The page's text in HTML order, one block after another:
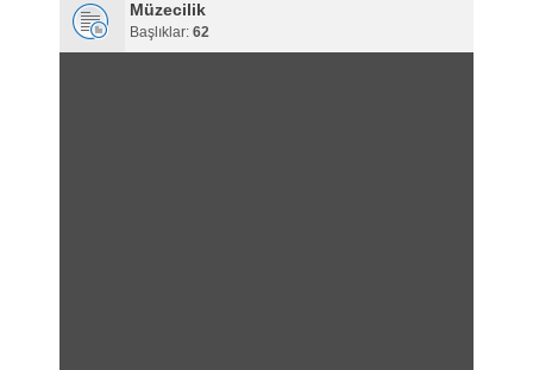
Müzecilik
Başlıklar: 62